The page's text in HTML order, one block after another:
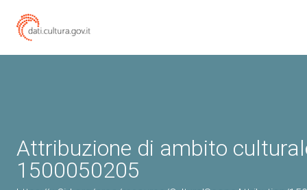
Attribuzione di ambito
1500050205